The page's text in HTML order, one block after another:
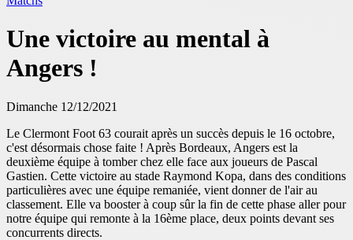
Une victoire au mental à
Angers !
Dimanche 12/12/2021
Le Clermont Foot 63 courait après un succès depuis le 16 octobre,
c'est désormais chose faite ! Après Bordeaux, Angers est la
deuxième équipe à tomber chez elle face aux joueurs de Pascal
Gastien. Cette victoire au stade Raymond Kopa, dans des conditions
particulières avec une équipe remaniée, vient donner de l'air au
classement. Elle va booster à coup sûr la fin de cette phase aller pour
notre équipe qui remonte à la 16ème place, deux points devant ses
concurrents directs.